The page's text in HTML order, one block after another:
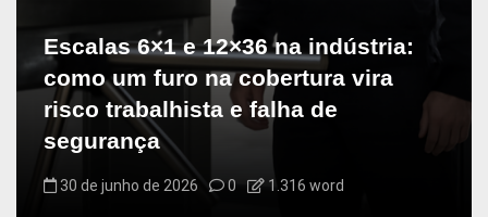
Escalas 6×1 e 12×36 na indústria:
como um furo na cobertura vira
risco trabalhista e falha de
segurança
30 de junho de 2026 0 1.316 word